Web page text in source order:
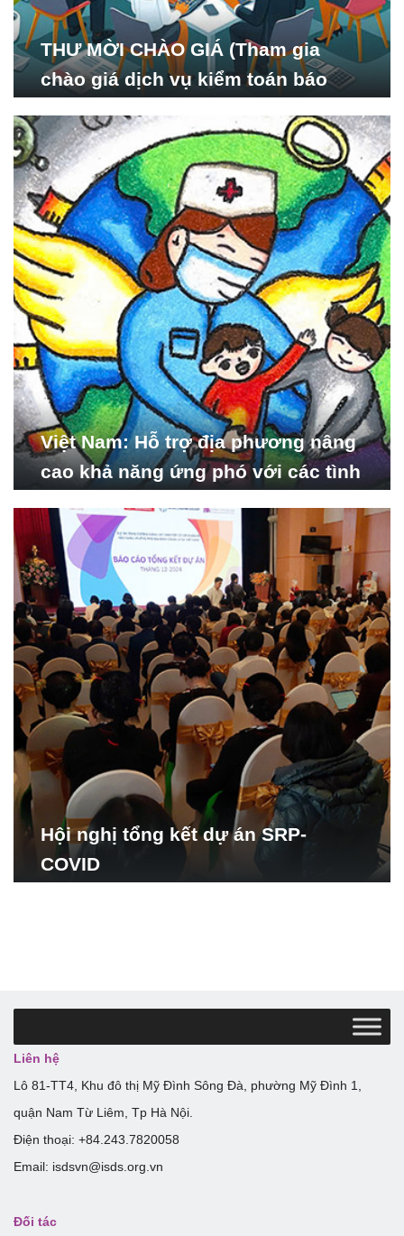
THƯ MỜI CHÀO GIÁ (Tham gia
chào giá dịch vụ kiểm toán báo
Nghiên cứu Phát triển Xã
hội_ISDS)
Việt Nam: Hỗ trợ địa phương nâng
cao khả năng ứng phó với các tình
Hội nghị tổng kết dự án SRP-
COVID
Liên hệ
Lô 81-TT4, Khu đô thị Mỹ Đình Sông Đà, phường Mỹ Đình 1,
quận Nam Từ Liêm, Tp Hà Nội.
Điện thoại: +84.243.7820058
Email: isdsvn@isds.org.vn
Đối tác